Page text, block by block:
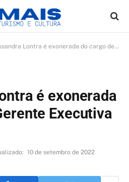
Lontra é exonerada do cargo de Gerente Executiva do Turismo
é exonerada
Executiva
10 de setembro de 2022